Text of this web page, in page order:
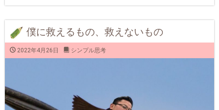
僕に救えるもの、救えないもの
2022年4月26日 シンプル思考